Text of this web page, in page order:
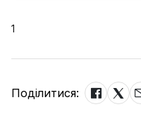
1
Поділитися: